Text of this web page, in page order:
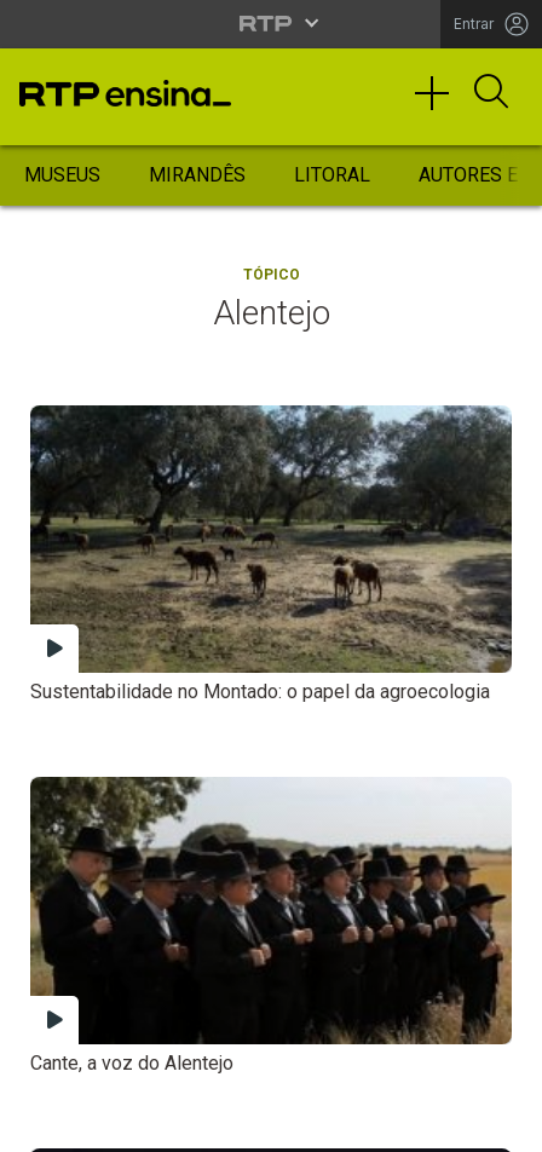
Entrar
MUSEUS MIRANDÊS LITORAL AUTORES
TÓPICO
Alentejo
Sustentabilidade no Montado: o papel da agroecologia
Cante, a voz do Alentejo